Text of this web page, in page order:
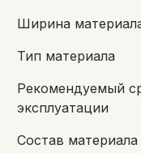
Ширина
Тип материала
Рекомендуемый
эксплуатации
Состав материала